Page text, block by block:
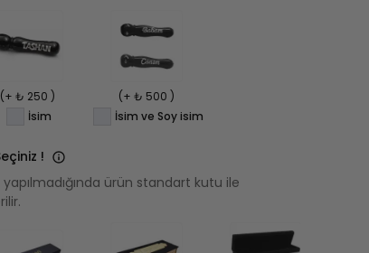
(+ ₺ 250 )
İsim
(+ ₺ 500 )
İsim ve Soy isim
!
ürün standart kutu ile